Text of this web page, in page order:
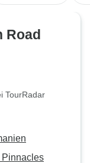
Road
TourRadar
Pinnacles